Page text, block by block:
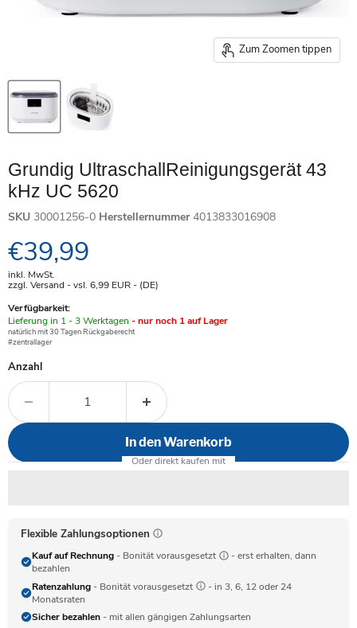
Zum Zoomen tippen
Grundig UltraschallReinigungsgerät 43
kHz UC 5620
SKU 30001256-0 Herstellernummer 4013833016908
Aktueller Preis
€39,99
inkl. MwSt.
zzgl. Versand - vsl. 6,99 EUR- (DE)
Verfügbarkeit:
Verfügbar
-
Lieferung in 1 - 3 Werktagen - nur noch 1 auf Lager
natürlich mit 30 Tagen Rückgaberecht
#zentrallager
Anzahl
In den Warenkorb
Flexible Zahlungsoptionen
Kauf auf Rechnung - Bonität vorausgesetzt
- erst erhalten, dann
bezahlen
Ratenzahlung - Bonität vorausgesetzt
- in 3, 6, 12 oder 24
Monatsraten
Sicher bezahlen - mit allen gängigen Zahlungsarten